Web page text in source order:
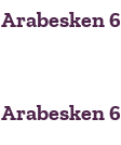
Arabesken
Arabesken